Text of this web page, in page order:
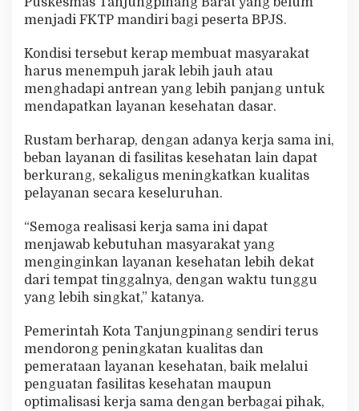
menjadi FKTP mandiri bagi peserta BPJS.
Kondisi tersebut kerap membuat masyarakat
harus menempuh jarak lebih jauh atau
menghadapi antrean yang lebih panjang untuk
mendapatkan layanan kesehatan dasar.
Rustam berharap, dengan adanya kerja sama ini,
beban layanan di fasilitas kesehatan lain dapat
berkurang, sekaligus meningkatkan kualitas
pelayanan secara keseluruhan.
“Semoga realisasi kerja sama ini dapat
menjawab kebutuhan masyarakat yang
menginginkan layanan kesehatan lebih dekat
dari tempat tinggalnya, dengan waktu tunggu
yang lebih singkat,” katanya.
Pemerintah Kota Tanjungpinang sendiri terus
mendorong peningkatan kualitas dan
pemerataan layanan kesehatan, baik melalui
penguatan fasilitas kesehatan maupun
optimalisasi kerja sama dengan berbagai pihak,